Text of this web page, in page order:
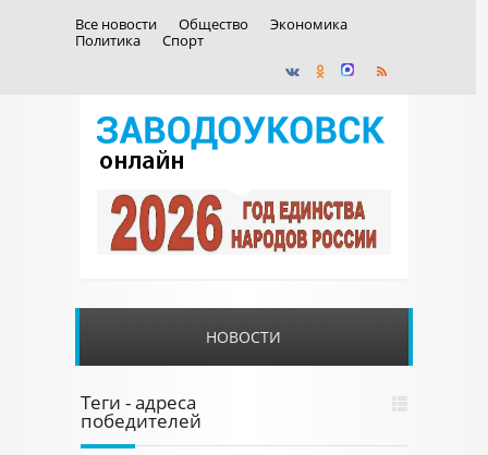
Все новости Общество
Экономика
Политика
Спорт
НОВОСТИ
Теги - адреса
победителей